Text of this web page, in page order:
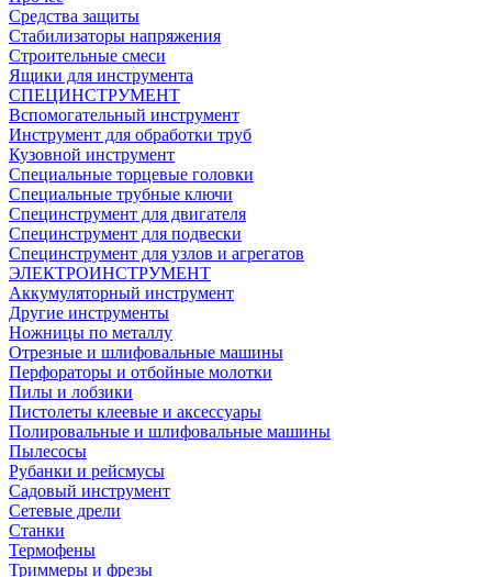
Средства защиты
Стабилизаторы напряжения
Строительные смеси
Ящики для инструмента
СПЕЦИНСТРУМЕНТ
Вспомогательный инструмент
Инструмент для обработки труб
Кузовной инструмент
Специальные торцевые головки
Специальные трубные ключи
Специнструмент для двигателя
Специнструмент для подвески
Специнструмент для узлов и агрегатов
ЭЛЕКТРОИНСТРУМЕНТ
Аккумуляторный инструмент
Другие инструменты
Ножницы по металлу
Отрезные и шлифовальные машины
Перфораторы и отбойные молотки
Пилы и лобзики
Пистолеты клеевые и аксессуары
Полировальные и шлифовальные машины
Пылесосы
Рубанки и рейсмусы
Садовый инструмент
Сетевые дрели
Станки
Термофены
Триммеры и фрезы